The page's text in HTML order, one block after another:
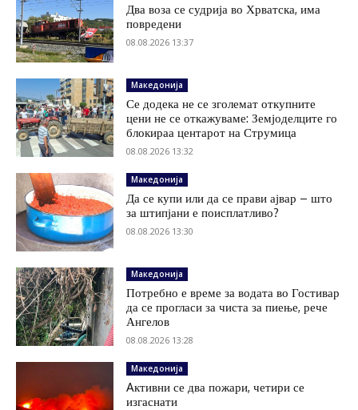
Два воза се судрија во Хрватска, има
повредени
08.08.2026 13:37
Македонија
Се додека не се зголемат откупните
цени не се откажуваме: Земјоделците го
блокираа центарот на Струмица
08.08.2026 13:32
Македонија
Да се купи или да се прави ајвар – што
за штипјани е поисплатливо?
08.08.2026 13:30
Македонија
Потребно е време за водата во Гостивар
да се прогласи за чиста за пиење, рече
Ангелов
08.08.2026 13:28
Македонија
Aктивни се два пожари, четири се
изгаснати